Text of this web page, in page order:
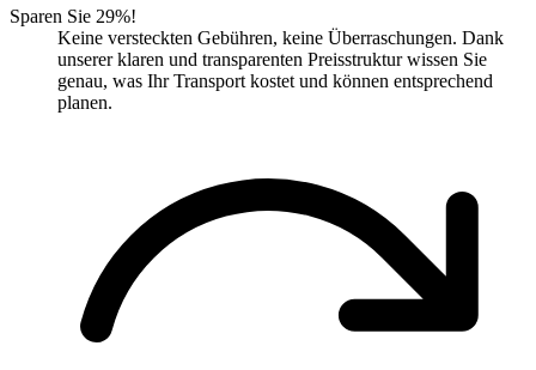
Sparen Sie 29%!
Keine versteckten Gebühren, keine Überraschungen. Dank
unserer klaren und transparenten Preisstruktur wissen Sie
genau, was Ihr Transport kostet und können entsprechend
planen.